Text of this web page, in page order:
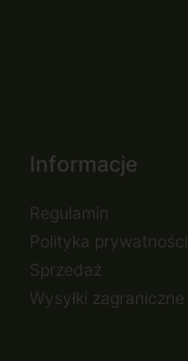
Informacje
Regulamin
Polityka prywatności
Sprzedaż
Wysyłki zagraniczne